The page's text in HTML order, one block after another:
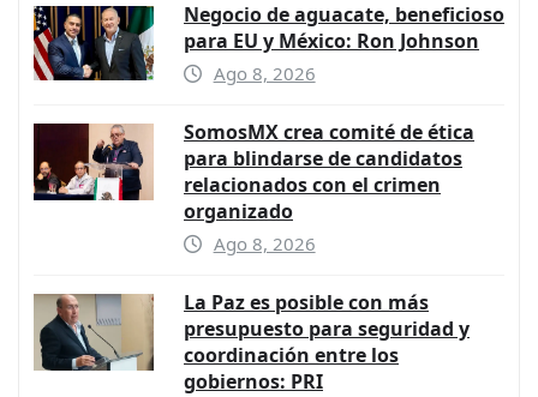
Negocio de aguacate, beneficioso
para EU y México: Ron Johnson
Ago 8, 2026
SomosMX crea comité de ética
para blindarse de candidatos
relacionados con el crimen
organizado
Ago 8, 2026
La Paz es posible con más
presupuesto para seguridad y
coordinación entre los
gobiernos: PRI